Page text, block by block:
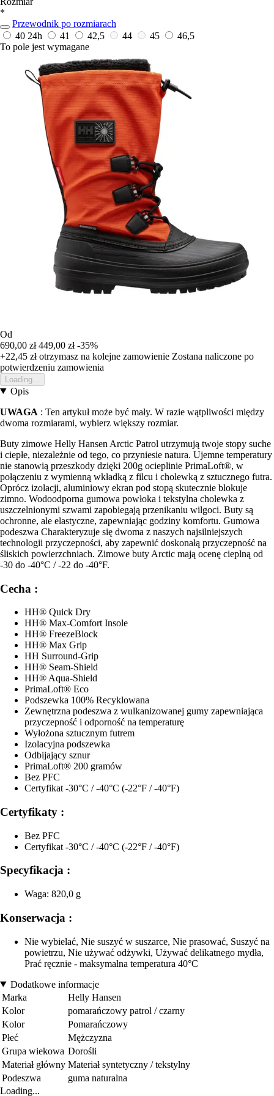
*
Przewodnik po rozmiarach
40 24h 41 42,5 44 45
46,5
To pole jest wymagane
Od
690,00 zł 449,00 zł -35%
+22,45 złotrzymasz na kolejne zamowienie Zostana naliczone po
potwierdzeniu zamowienia
Loading...
Opis
UWAGA : Ten artykuł może być mały. W razie wątpliwości między
dwoma rozmiarami, wybierz większy rozmiar.
Buty zimowe Helly Hansen Arctic Patrol utrzymują twoje stopy suche
i ciepłe, niezależnie od tego, co przyniesie natura. Ujemne temperatury
nie stanowią przeszkody dzięki 200g ocieplinie PrimaLoft®, w
połączeniu z wymienną wkładką z filcu i cholewką z sztucznego futra.
Oprócz izolacji, aluminiowy ekran pod stopą skutecznie blokuje
zimno. Wodoodporna gumowa powłoka i tekstylna cholewka z
uszczelnionymi szwami zapobiegają przenikaniu wilgoci. Buty są
ochronne, ale elastyczne, zapewniając godziny komfortu. Gumowa
podeszwa Charakteryzuje się dwoma z naszych najsilniejszych
technologii przyczepności, aby zapewnić doskonałą przyczepność na
śliskich powierzchniach. Zimowe buty Arctic mają ocenę cieplną od
-30 do -40°C / -22 do -40°F.
Cecha :
HH® Quick Dry
HH® Max-Comfort Insole
HH® FreezeBlock
HH® Max Grip
HH Surround-Grip
HH® Seam-Shield
HH® Aqua-Shield
PrimaLoft® Eco
Podszewka 100% Recyklowana
Zewnętrzna podeszwa z wulkanizowanej gumy zapewniająca
przyczepność i odporność na temperaturę
Wyłożona sztucznym futrem
Izolacyjna podszewka
Odbijający sznur
PrimaLoft® 200 gramów
Bez PFC
Certyfikat -30°C / -40°C (-22°F / -40°F)
Certyfikaty :
Bez PFC
Certyfikat -30°C / -40°C (-22°F / -40°F)
Specyfikacja :
Waga: 820,0 g
Konserwacja :
Nie wybielać, Nie suszyć w suszarce, Nie prasować, Suszyć na
powietrzu, Nie używać odżywki, Używać delikatnego mydła,
Prać ręcznie - maksymalna temperatura 40°C
Dodatkowe informacje
Marka
Helly Hansen
Kolor
pomarańczowy patrol / czarny
Kolor
Pomarańczowy
Płeć
Mężczyzna
Grupa wiekowa Dorośli
Materiał główny Materiał syntetyczny / tekstylny
Podeszwa
guma naturalna
Loading...